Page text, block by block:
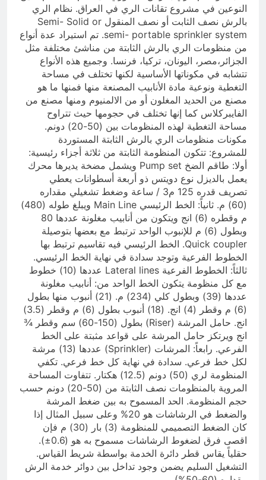
النوعين في مشروع تقانات الري في العراق. نظام الري
بالرش نصف الثابت أو نصف المنقول Semi- Solid or
semi- portable sprinkler system. تم استيراد عدة أنواع
من منظومات الري بالرش الثابتة من مناشئ مختلفة مثل
الجزائر،مصر، اليونان، تركيا، فرنسا. وجميع هذه الأنواع
تتشابه في مكوناتها الأساسية لكنها تختلف في مساحة
التغطية ونوعية مادة الأنابيب المصنعة منها فمنها ما هو
مصنع من الحديد المغلون أو من الالمنيوم ومنها مصنع من
الفايبركلاس كما إنها تختلف في حجومها حيث تتراوح
مساحة التغطية لهذه المنظومات بين (50-20) دونم.
مكونات منظومات الري بالرش الثابتة المستوردة
للمشروع: تتكون المنظومة الثابتة من ثلاثة أجزاء رئيسية:
أولا: طاقم الضخ Pump set ويشمل مضخة يديرها محرك
يعمل بالديزل نوع دويتس ذو أربعة أسطوانات يعطي
تصريف قدره 125 م3 / ساعة وضغط تشغيلي مقداره
(60) م. ثانياً: الخط الرئيسي Main Line ويبلغ طوله (480)
م وقطره (6) انج ويتكون من أنابيب مغلونة عددها 80
وبطول (6) م للإنبوب الواحد ترتبط مع بعضها بتوصيلة
Quick coupler. الخط الرئيسي فيه تقاسيم ترتبط بها
الخطوط الفرعية وتوجد سدادة في نهاية الخط الرئيسي.
ثالثاً: الخطوط الفرعية Lateral lines عددها (10) خطوط
مع كل منظومة يتكون الخط الواحد من: أنابيب مغلونة
عددها (39) وبطول كلي (234) م. (21) أنبوب منها بطول
(6) م وقطر (4) انج. (18) أنبوب بطول (6) م وقطر (3.5)
انج. حامل المرشة (Riser) بطول (150-60) سم وقطر ¾
انج ويرتكز حامل المرشة على قواعد مثبتة على الخط
الفرعي. رابعاً: المرشات (Sprinkler) عددها (13) مرشة
لكل خط فرعي. سدادة في نهاية كل خط فرعي. تكفي
المنظومة لري (50) دونم (12.5) هكتار. تتفاوت المساحة
المروية بالمنظومات نصف الثابتة من (50-20) دونم حسب
حجم المنظومة. الحد المسموح به بين ضغط المرشة
والضغط في الرشاشات هو 20% وعلى سبيل المثال إذا
كان الضغط التصميمي للمنظومة (3) بار (30) م فإن
اقصى فرق لضغوط الرشاشات مسموح به هو (0.6±).
حقلياً يقاس قطر دائرة الخدمة بواسطة شريط القياس.
التشغيل السليم يضمن وجود تداخل بين دوائر خدمة الرش